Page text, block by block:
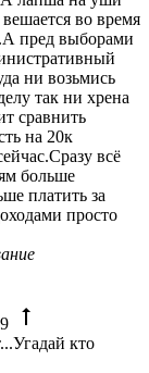
во время
пред выборами
ни возьмись
так ни хрена
сравнить
на 20к
всё
больше
платить за
просто
кто